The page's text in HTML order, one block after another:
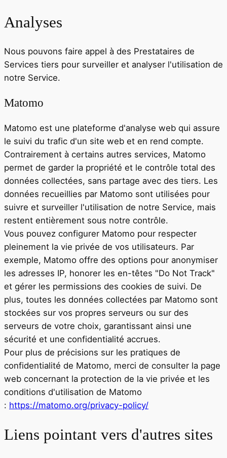
Analyses
Nous pouvons faire appel à des Prestataires de
Services tiers pour surveiller et analyser l'utilisation de
notre Service.
Matomo
Matomo est une plateforme d'analyse web qui assure
le suivi du trafic d'un site web et en rend compte.
Contrairement à certains autres services, Matomo
permet de garder la propriété et le contrôle total des
données collectées, sans partage avec des tiers. Les
données recueillies par Matomo sont utilisées pour
suivre et surveiller l'utilisation de notre Service, mais
restent entièrement sous notre contrôle.
Vous pouvez configurer Matomo pour respecter
pleinement la vie privée de vos utilisateurs. Par
exemple, Matomo offre des options pour anonymiser
les adresses IP, honorer les en-têtes "Do Not Track"
et gérer les permissions des cookies de suivi. De
plus, toutes les données collectées par Matomo sont
stockées sur vos propres serveurs ou sur des
serveurs de votre choix, garantissant ainsi une
sécurité et une confidentialité accrues.
Pour plus de précisions sur les pratiques de
confidentialité de Matomo, merci de consulter la page
web concernant la protection de la vie privée et les
conditions d'utilisation de Matomo
: https://matomo.org/privacy-policy/
Liens pointant vers d'autres sites